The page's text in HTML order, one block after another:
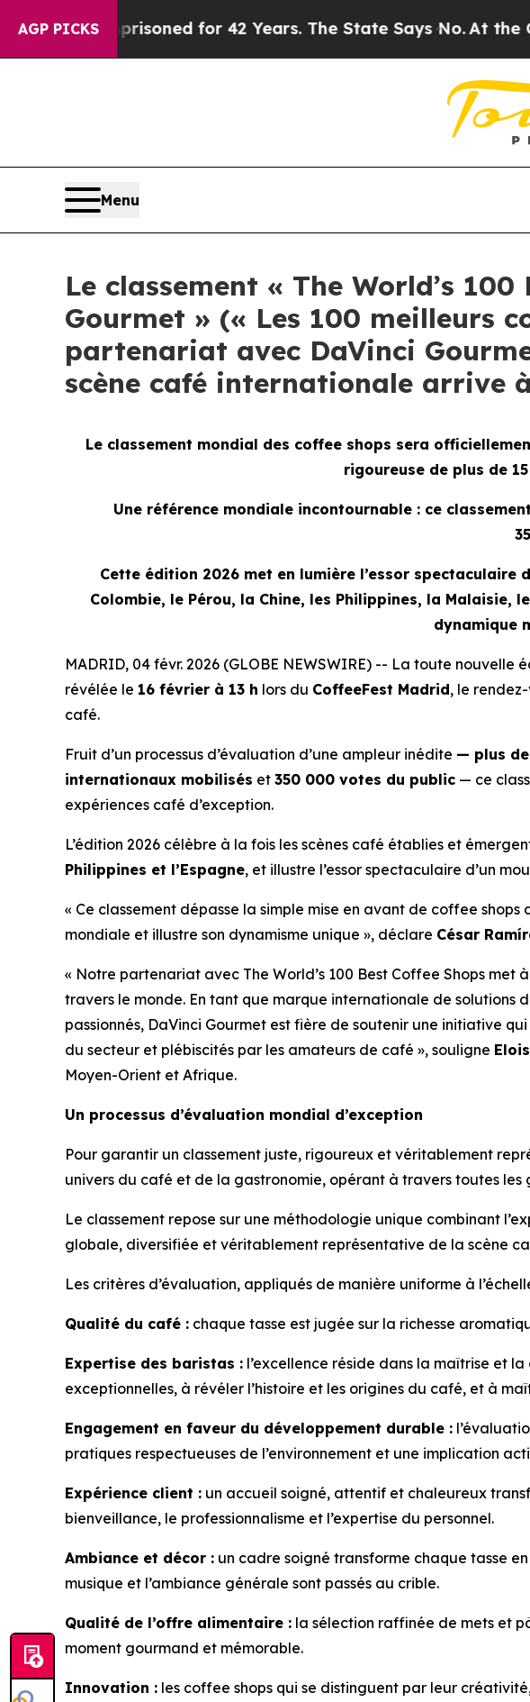
AGP PICKSfor 42 Years. The State Says No.At the Command
Menu
Le classement « The World’s
Gourmet » (« Les 100 meilleurs
partenariat avec DaVinci
scène café internationale arrive
Le classement mondial des coffee shops sera
rigoureuse de plus de
Une référence mondiale incontournable : ce
Cette édition 2026 met en lumière l’essor
Colombie, le Pérou, la Chine, les Philippines, la Malaisie,
dynamique
MADRID, 04 févr. 2026 (GLOBE NEWSWIRE) -- La toute nouvelle
révélée le 16 février à 13 h lors du CoffeeFest Madrid, le
café.
Fruit d’un processus d’évaluation d’une ampleur inédite — plus
internationaux mobilisés et 350 000 votes du public — ce
expériences café d’exception.
L’édition 2026 célèbre à la fois les scènes café établies et
Philippines et l’Espagne, et illustre l’essor spectaculaire d’un
« Ce classement dépasse la simple mise en avant de coffee
mondiale et illustre son dynamisme unique », déclare César
« Notre partenariat avec The World’s 100 Best Coffee Shops met
travers le monde. En tant que marque internationale de
passionnés, DaVinci Gourmet est fière de soutenir une initiative
du secteur et plébiscités par les amateurs de café », souligne
Moyen-Orient et Afrique.
Un processus d’évaluation mondial d’exception
Pour garantir un classement juste, rigoureux et véritablement
univers du café et de la gastronomie, opérant à travers toutes les
Le classement repose sur une méthodologie unique combinant
globale, diversifiée et véritablement représentative de la scène
Les critères d’évaluation, appliqués de manière uniforme à
Qualité du café : chaque tasse est jugée sur la richesse
Expertise des baristas : l’excellence réside dans la maîtrise et
exceptionnelles, à révéler l’histoire et les origines du café, et à
Engagement en faveur du développement durable :
pratiques respectueuses de l’environnement et une implication
Expérience client : un accueil soigné, attentif et chaleureux
bienveillance, le professionnalisme et l’expertise du personnel.
Ambiance et décor : un cadre soigné transforme chaque tasse
musique et l’ambiance générale sont passés au crible.
Qualité de l’offre alimentaire : la sélection raffinée de mets et
moment gourmand et mémorable.
Innovation : les coffee shops qui se distinguent par leur